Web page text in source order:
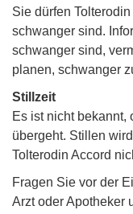
Sie dürfen
schwanger sind.
schwanger sind,
planen, schwanger
Stillzeit
Es ist nicht bekannt,
übergeht. Stillen
Tolterodin Accord
Fragen Sie vor der
Arzt oder Apotheker